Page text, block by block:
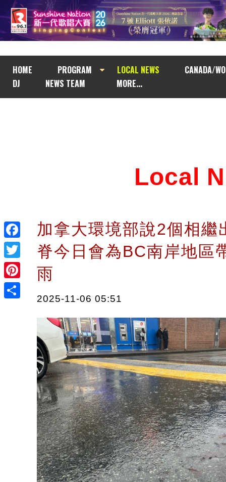
HOME PROGRAM LOCAL NEWS
CANADA/
DJ
NEWS TEAM MORE...
Facebook
Twitter
Pinterest
Local
加拿大環境部說2個相繼
脊今日會為BC南岸地區
雨
2025-11-06 05:51